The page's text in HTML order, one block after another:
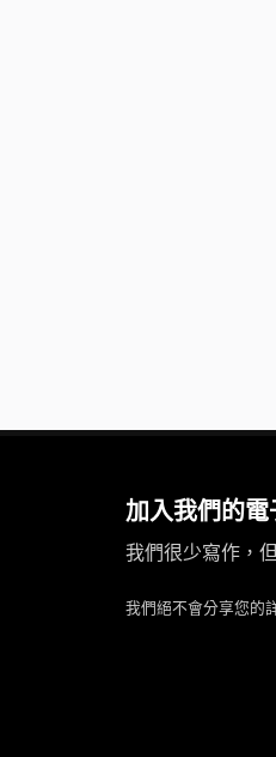
加入我們的電
我們很少寫作，
我們絕不會分享您的